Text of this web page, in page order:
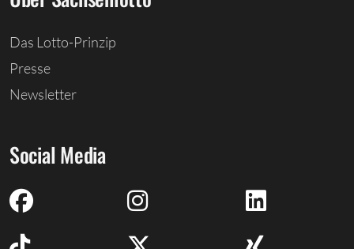
Das Lotto-Prinzip
Presse
Newsletter
Social Media